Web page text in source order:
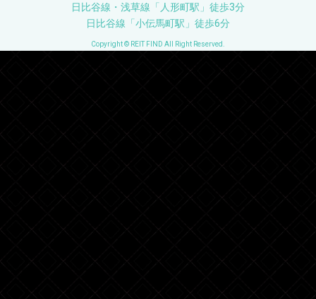
日比谷線・浅草線「人形町駅」徒歩3分
日比谷線「小伝馬町駅」徒歩6分
Copyright © REIT FIND All Right Reserved.